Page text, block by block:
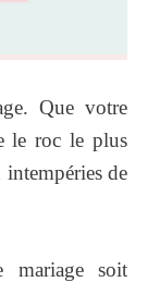
Que votre
le roc le plus
intempéries de
mariage soit